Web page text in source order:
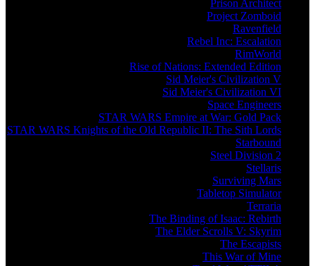
Prison Architect
Project Zomboid
Ravenfield
Rebel Inc: Escalation
RimWorld
Rise of Nations: Extended Edition
Sid Meier's Civilization V
Sid Meier's Civilization VI
Space Engineers
STAR WARS Empire at War: Gold Pack
STAR WARS Knights of the Old Republic II: The Sith Lords
Starbound
Steel Division 2
Stellaris
Surviving Mars
Tabletop Simulator
Terraria
The Binding of Isaac: Rebirth
The Elder Scrolls V: Skyrim
The Escapists
This War of Mine